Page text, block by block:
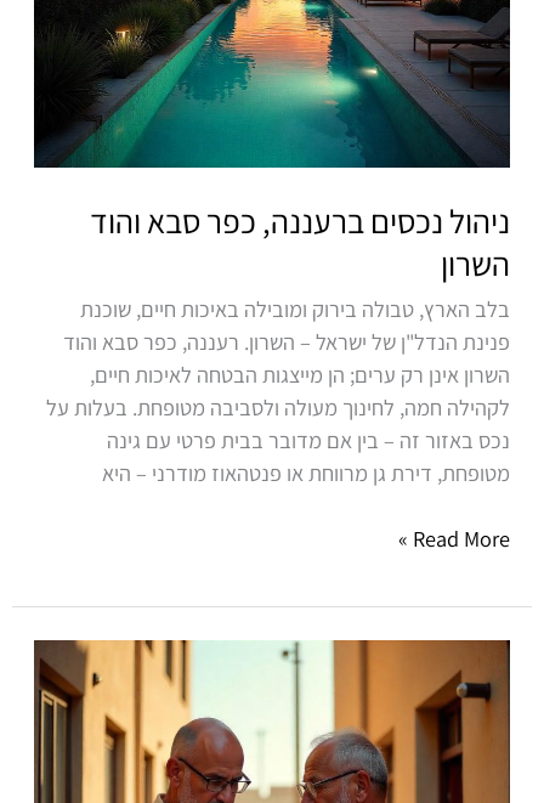
ניהול נכסים ברעננה, כפר סבא והוד
השרון
בלב הארץ, טבולה בירוק ומובילה באיכות חיים, שוכנת
פנינת הנדל"ן של ישראל – השרון. רעננה, כפר סבא והוד
השרון אינן רק ערים; הן מייצגות הבטחה לאיכות חיים,
לקהילה חמה, לחינוך מעולה ולסביבה מטופחת. בעלות על
נכס באזור זה – בין אם מדובר בבית פרטי עם גינה
מטופחת, דירת גן מרווחת או פנטהאוז מודרני – היא
Read More »
קיבלתם
דירה
בירושה?
תהפכו